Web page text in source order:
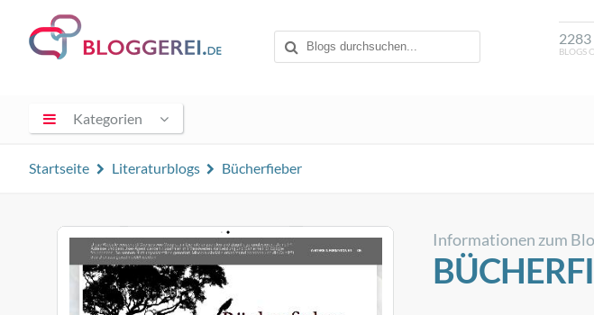
2283
BLOGS
Kategorien
Startseite Literaturblogs Bücherfieber
Informationen zum